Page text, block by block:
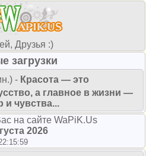
Друзья :)
загрузки
- Красота — это
а главное в жизни —
и чувства...
на сайте WaPiK.Us
2026